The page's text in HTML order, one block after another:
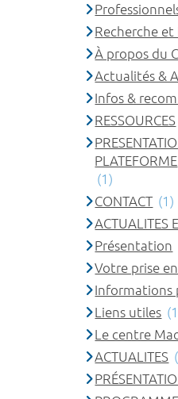
Recherche
À propos du
Actualités &
Infos &
RESSOURCES
PLATEFORME
(1)
CONTACT (1)
ACTUALITES
Présentation
Votre prise
Informations
Liens utiles
Le centre
ACTUALITES